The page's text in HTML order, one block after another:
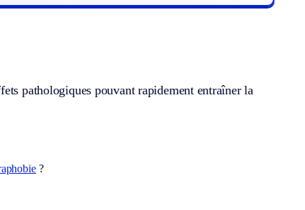
pathologiques pouvant rapidement entraîner la
?